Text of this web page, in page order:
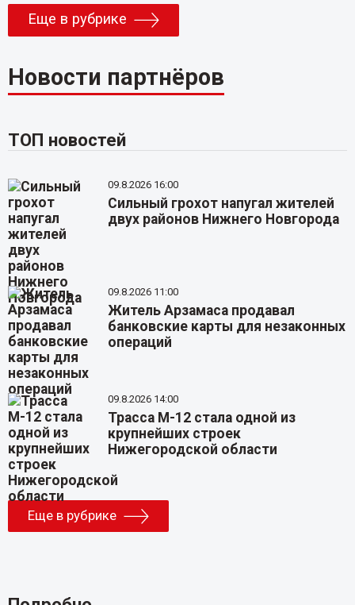
Еще в рубрике
Новости партнёров
ТОП новостей
09.8.2026 16:00
Сильный грохот напугал жителей
двух районов Нижнего Новгорода
09.8.2026 11:00
Житель Арзамаса продавал
банковские карты для незаконных
операций
09.8.2026 14:00
Трасса М-12 стала одной из
крупнейших строек
Нижегородской области
Еще в рубрике